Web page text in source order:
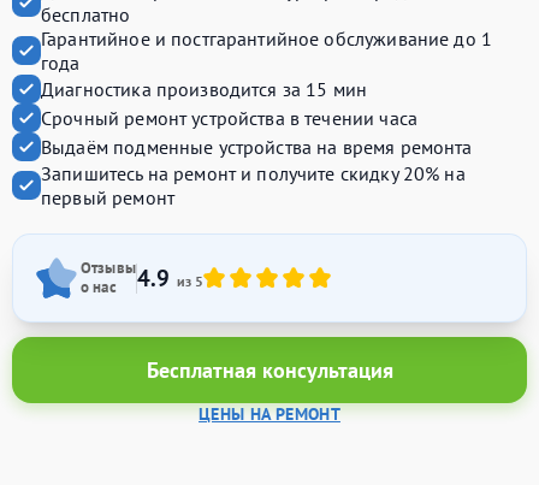
бесплатно
Гарантийное и постгарантийное обслуживание до 1
года
Диагностика производится за 15 мин
Срочный ремонт устройства в течении часа
Выдаём подменные устройства на время ремонта
Запишитесь на ремонт и получите скидку 20% на
первый ремонт
Отзывы
о нас
4.9 из 5
Бесплатная консультация
ЦЕНЫ НА РЕМОНТ